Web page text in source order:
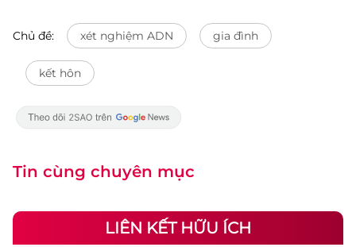
Chủ đề: xét nghiệm ADN gia đình
kết hôn
Tin cùng chuyên mục
LIÊN KẾT HỮU ÍCH